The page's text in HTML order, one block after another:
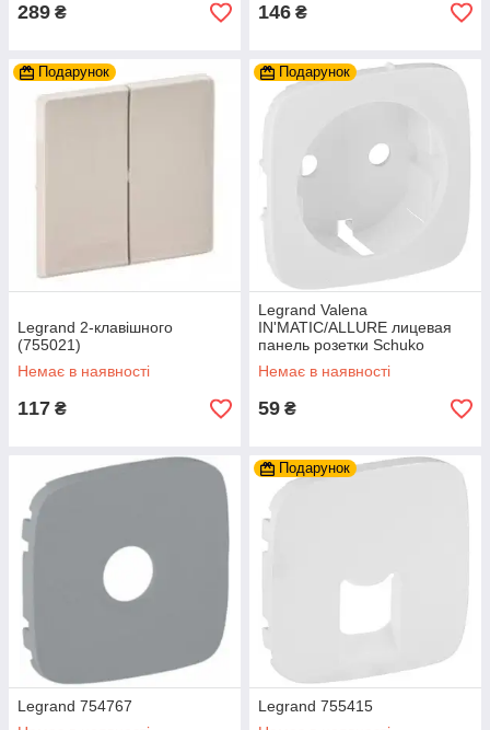
289 ₴ 146 ₴
Подарунок
Legrand 2-клавішного
(755021)
Немає в наявності
117 ₴
Подарунок
Legrand Valena
IN'MATIC/ALLURE лицевая
панель розетки Schuko
белый
Немає в наявності
59 ₴
Legrand 754767
Подарунок
Legrand 755415